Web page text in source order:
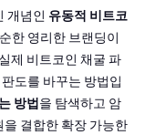
개념인 유동적 비트코
한 영리한 브랜딩이
제 비트코인 채굴 파
도를 바꾸는 방법입
방법 을 탐색하고 암
을 결합한 확장 가능한